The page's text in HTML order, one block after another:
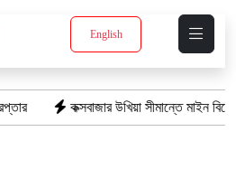
English
কক্সবাজার উখিয়া সীমান্তে মাইন বিস্ফোরণে যুবক